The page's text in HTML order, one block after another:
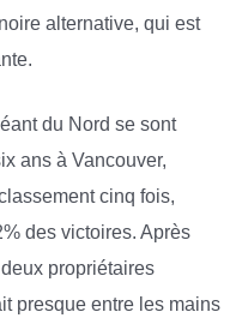
alternative, qui est
du Nord se sont
ans à Vancouver,
cinq fois,
des victoires. Après
propriétaires
presque entre les mains